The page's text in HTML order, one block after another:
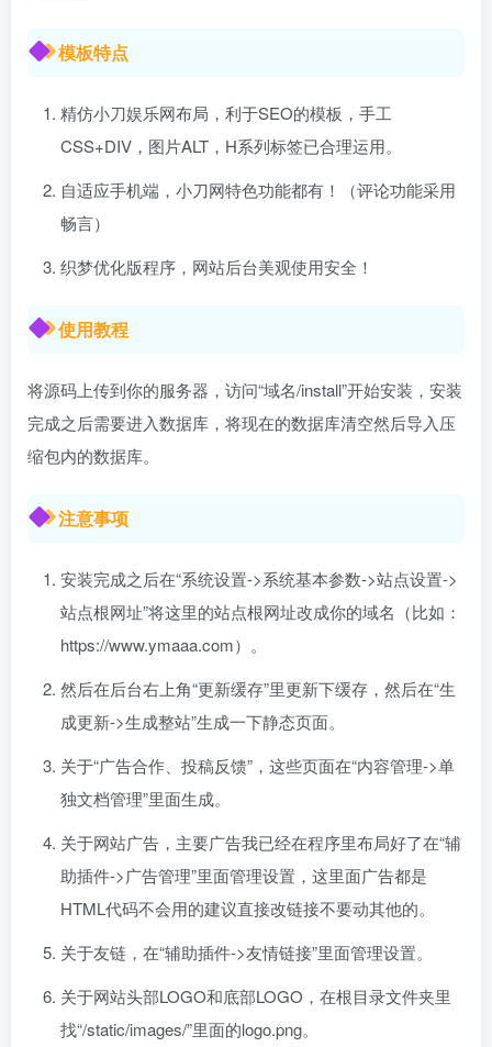
模板特点
精仿小刀娱乐网布局，利于SEO的模板，手工
CSS+DIV，图片ALT，H系列标签已合理运用。
自适应手机端，小刀网特色功能都有！（评论功能采用
畅言）
织梦优化版程序，网站后台美观使用安全！
使用教程
将源码上传到你的服务器，访问“域名/install”开始安装，安装
完成之后需要进入数据库，将现在的数据库清空然后导入压
缩包内的数据库。
注意事项
安装完成之后在“系统设置->系统基本参数->站点设置->
站点根网址”将这里的站点根网址改成你的域名（比如：
https://www.ymaaa.com）。
然后在后台右上角“更新缓存”里更新下缓存，然后在“生
成更新->生成整站”生成一下静态页面。
关于“广告合作、投稿反馈”，这些页面在“内容管理->单
独文档管理”里面生成。
关于网站广告，主要广告我已经在程序里布局好了在“辅
助插件->广告管理”里面管理设置，这里面广告都是
HTML代码不会用的建议直接改链接不要动其他的。
关于友链，在“辅助插件->友情链接”里面管理设置。
关于网站头部LOGO和底部LOGO，在根目录文件夹里
找“/static/images/”里面的logo.png。